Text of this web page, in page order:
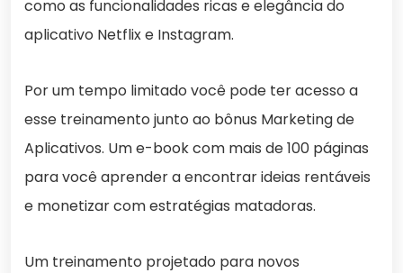
como as funcionalidades ricas e elegância do
aplicativo Netflix e Instagram.
Por um tempo limitado você pode ter acesso a
esse treinamento junto ao bônus Marketing de
Aplicativos. Um e-book com mais de 100 páginas
para você aprender a encontrar ideias rentáveis
e monetizar com estratégias matadoras.
Um treinamento projetado para novos